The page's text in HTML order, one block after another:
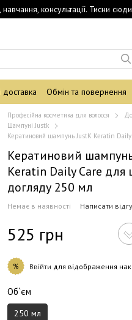
консультації. Тисни
доставка Обмін та повернення
Професійна косметика для волосся
Шампуні Justk
Кератиновий шампунь JustK Keratin
Кератиновий
Keratin Daily Care для
догляду 250 мл
Немає в наявності Написати
525 грн
% Ввійти для відображення
Об`єм
250 мл